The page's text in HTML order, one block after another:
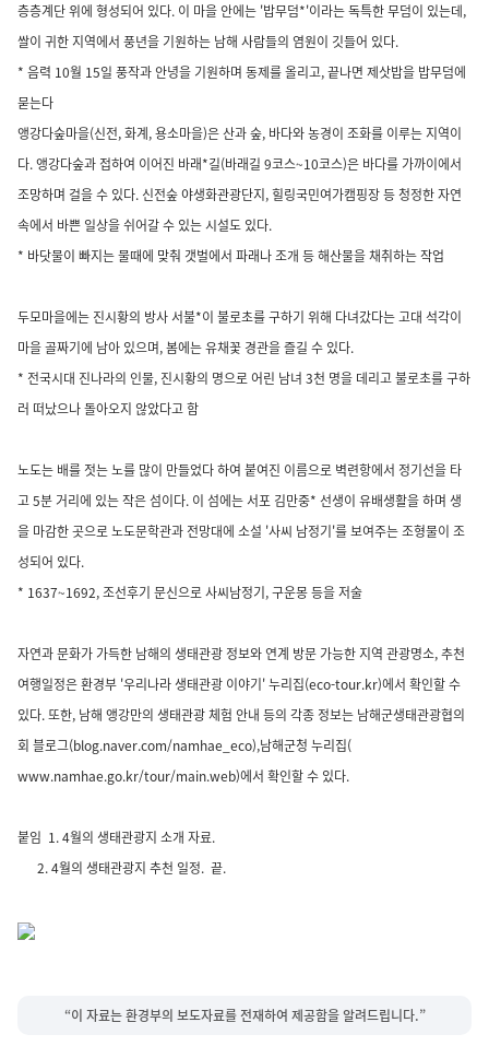
층층계단 위에 형성되어 있다. 이 마을 안에는 '밥무덤*'이라는 독특한 무덤이 있는데,
쌀이 귀한 지역에서 풍년을 기원하는 남해 사람들의 염원이 깃들어 있다.
* 음력 10월 15일 풍작과 안녕을 기원하며 동제를 올리고, 끝나면 제삿밥을 밥무덤에
묻는다
앵강다숲마을(신전, 화계, 용소마을)은 산과 숲, 바다와 농경이 조화를 이루는 지역이
다. 앵강다숲과 접하여 이어진 바래*길(바래길 9코스~10코스)은 바다를 가까이에서
조망하며 걸을 수 있다. 신전숲 야생화관광단지, 힐링국민여가캠핑장 등 청정한 자연
속에서 바쁜 일상을 쉬어갈 수 있는 시설도 있다.
* 바닷물이 빠지는 물때에 맞춰 갯벌에서 파래나 조개 등 해산물을 채취하는 작업
두모마을에는 진시황의 방사 서불*이 불로초를 구하기 위해 다녀갔다는 고대 석각이
마을 골짜기에 남아 있으며, 봄에는 유채꽃 경관을 즐길 수 있다.
* 전국시대 진나라의 인물, 진시황의 명으로 어린 남녀 3천 명을 데리고 불로초를 구하
러 떠났으나 돌아오지 않았다고 함
노도는 배를 젓는 노를 많이 만들었다 하여 붙여진 이름으로 벽련항에서 정기선을 타
고 5분 거리에 있는 작은 섬이다. 이 섬에는 서포 김만중* 선생이 유배생활을 하며 생
을 마감한 곳으로 노도문학관과 전망대에 소설 '사씨 남정기'를 보여주는 조형물이 조
성되어 있다.
* 1637~1692, 조선후기 문신으로 사씨남정기, 구운몽 등을 저술
자연과 문화가 가득한 남해의 생태관광 정보와 연계 방문 가능한 지역 관광명소, 추천
여행일정은 환경부 '우리나라 생태관광 이야기' 누리집(eco-tour.kr)에서 확인할 수
있다. 또한, 남해 앵강만의 생태관광 체험 안내 등의 각종 정보는 남해군생태관광협의
회 블로그(blog.naver.com/namhae_eco),남해군청 누리집(
www.namhae.go.kr/tour/main.web)에서 확인할 수 있다.
붙임 1. 4월의 생태관광지 소개 자료.
2. 4월의 생태관광지 추천 일정. 끝.
“이 자료는 환경부의 보도자료를 전재하여 제공함을 알려드립니다.”